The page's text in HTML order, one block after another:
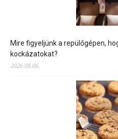
Mire figyeljünk a repülőgépen,
kockázatokat?
2026.08.06.